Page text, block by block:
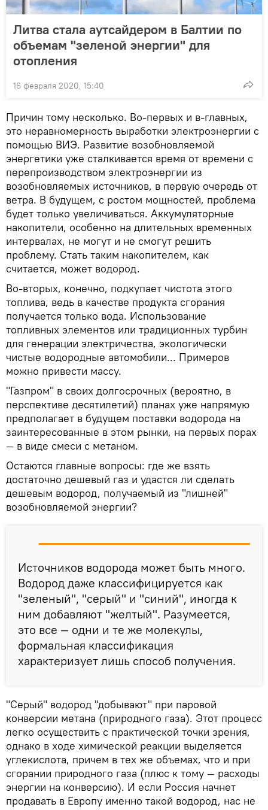
Литва стала аутсайдером в Балтии по
объемам "зеленой энергии" для
отопления
16 февраля 2020, 15:40
Причин тому несколько. Во-первых и в-главных,
это неравномерность выработки электроэнергии с
помощью ВИЭ. Развитие возобновляемой
энергетики уже сталкивается время от времени с
перепроизводством электроэнергии из
возобновляемых источников, в первую очередь от
ветра. В будущем, с ростом мощностей, проблема
будет только увеличиваться. Аккумуляторные
накопители, особенно на длительных временных
интервалах, не могут и не смогут решить
проблему. Стать таким накопителем, как
считается, может водород.
Во-вторых, конечно, подкупает чистота этого
топлива, ведь в качестве продукта сгорания
получается только вода. Использование
топливных элементов или традиционных турбин
для генерации электричества, экологически
чистые водородные автомобили... Примеров
можно привести массу.
"Газпром" в своих долгосрочных (вероятно, в
перспективе десятилетий) планах уже напрямую
предполагает в будущем поставки водорода на
заинтересованные в этом рынки, на первых порах
— в виде смеси с метаном.
Остаются главные вопросы: где же взять
достаточно дешевый газ и удастся ли сделать
дешевым водород, получаемый из "лишней"
возобновляемой энергии?
Источников водорода может быть много.
Водород даже классифицируется как
"зеленый", "серый" и "синий", иногда к
ним добавляют "желтый". Разумеется,
это все — одни и те же молекулы,
формальная классификация
характеризует лишь способ получения.
"Серый" водород "добывают" при паровой
конверсии метана (природного газа). Этот процесс
легко осуществить с практической точки зрения,
однако в ходе химической реакции выделяется
углекислота, причем в тех же объемах, что и при
сгорании природного газа (плюс к тому — расходы
энергии на конверсию). И если Россия начнет
продавать в Европу именно такой водород, нас не